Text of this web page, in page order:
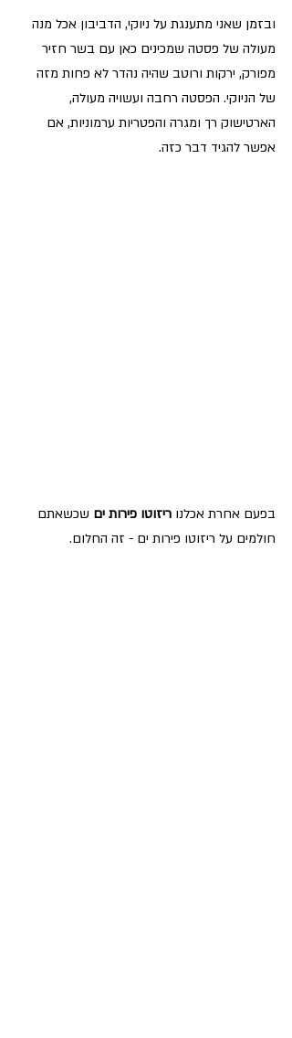
ובזמן שאני מתענגת על ניוקי, הדביבון אכל מנה
מעולה של פסטה שמכינים כאן עם בשר חזיר
מפורק, ירקות ורוטב שהיה נהדר לא פחות מזה
של הניוקי. הפסטה רחבה ועשויה מעולה,
הארטישוק רך ומגרה והפטריות ערמוניות, אם
אפשר להגיד דבר כזה.
בפעם אחרת אכלנו ריזוטו פירות ים שכשאתם
חולמים על ריזוטו פירות ים - זה החלום.